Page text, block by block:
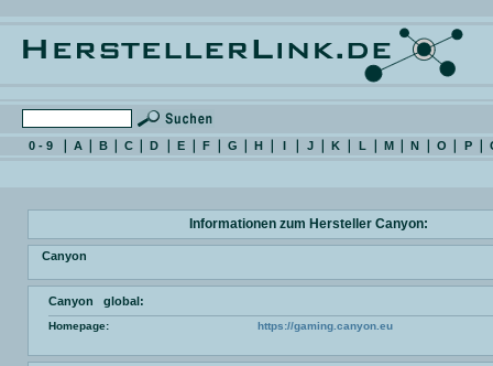
0 - 9 A B C D E F G H I J K L M N O P
Informationen zum Hersteller Canyon:
Canyon
Canyon global:
Homepage: https://gaming.canyon.eu